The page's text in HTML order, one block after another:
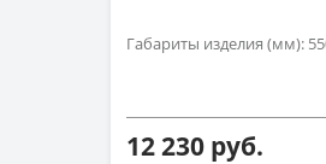
Габариты изделия (мм):
12 230 руб.